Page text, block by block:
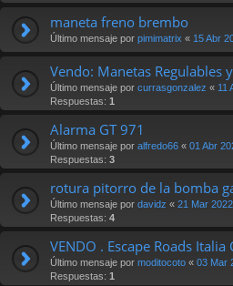
maneta freno brembo
Último mensaje por pimimatrix « 15 Abr
Vendo: Manetas Regulables
Último mensaje por currasgonzalez « 11
Respuestas: 1
Alarma GT 971
Último mensaje por alfredo66 « 01 Abr
Respuestas: 3
rotura pitorro de la bomba
Último mensaje por davidz « 21 Mar
Respuestas: 4
VENDO . Escape Roads Italia
Último mensaje por moditocoto « 03 Mar
Respuestas: 1